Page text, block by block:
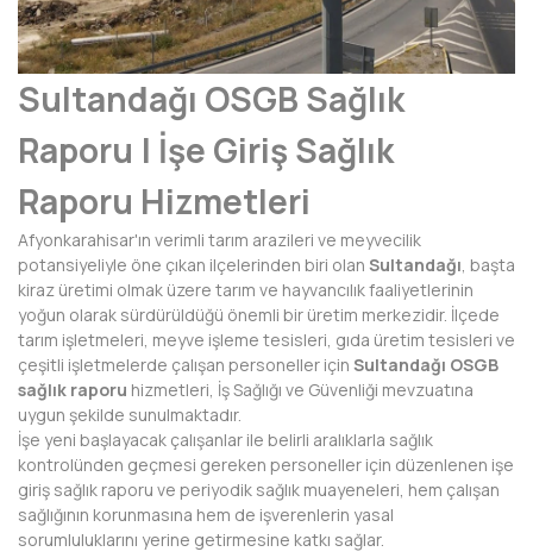
AKSARAY
AMASYA
ANTALYA
ARDAHAN
ARTVİN
AYDIN
BALIKESİR
BARTIN
BATMAN
BAYBURT
BİLECİK
Sultandağı OSGB Sağlık
Raporu | İşe Giriş Sağlık
Raporu Hizmetleri
Afyonkarahisar'ın verimli tarım arazileri ve meyvecilik
potansiyeliyle öne çıkan ilçelerinden biri olan Sultandağı , başta
kiraz üretimi olmak üzere tarım ve hayvancılık faaliyetlerinin
yoğun olarak sürdürüldüğü önemli bir üretim merkezidir. İlçede
tarım işletmeleri, meyve işleme tesisleri, gıda üretim tesisleri ve
çeşitli işletmelerde çalışan personeller için Sultandağı OSGB
sağlık raporu hizmetleri, İş Sağlığı ve Güvenliği mevzuatına
uygun şekilde sunulmaktadır.
İşe yeni başlayacak çalışanlar ile belirli aralıklarla sağlık
kontrolünden geçmesi gereken personeller için düzenlenen işe
giriş sağlık raporu ve periyodik sağlık muayeneleri, hem çalışan
sağlığının korunmasına hem de işverenlerin yasal
sorumluluklarını yerine getirmesine katkı sağlar.